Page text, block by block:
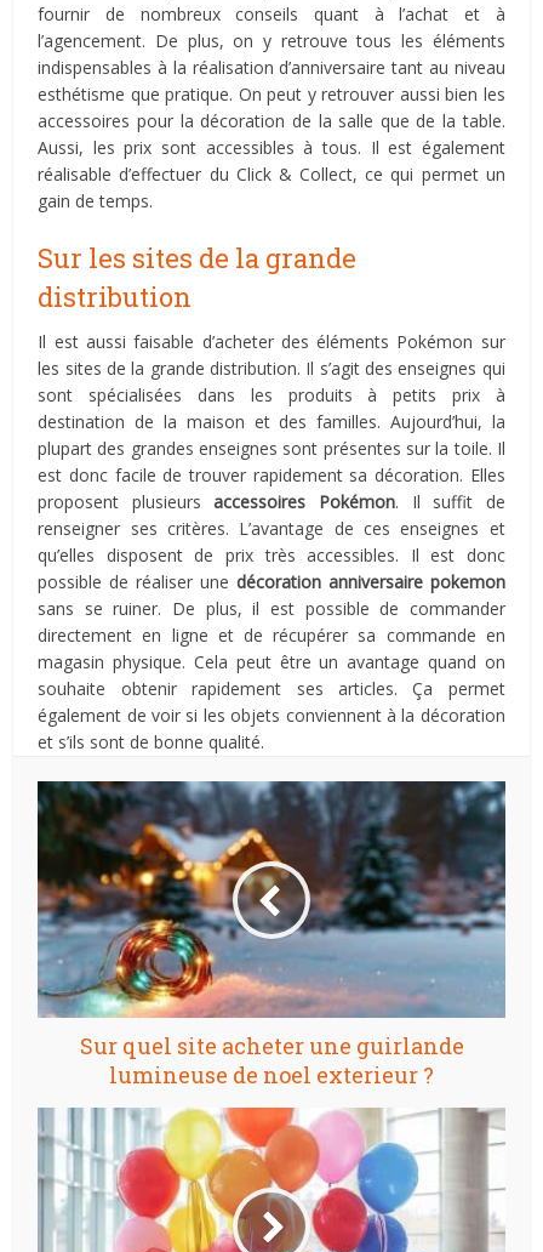
fournir de nombreux conseils quant à l’achat et à
l’agencement. De plus, on y retrouve tous les éléments
indispensables à la réalisation d’anniversaire tant au niveau
esthétisme que pratique. On peut y retrouver aussi bien les
accessoires pour la décoration de la salle que de la table.
Aussi, les prix sont accessibles à tous. Il est également
réalisable d’effectuer du Click & Collect, ce qui permet un
gain de temps.
Sur les sites de la grande
distribution
Il est aussi faisable d’acheter des éléments Pokémon sur
les sites de la grande distribution. Il s’agit des enseignes qui
sont spécialisées dans les produits à petits prix à
destination de la maison et des familles. Aujourd’hui, la
plupart des grandes enseignes sont présentes sur la toile. Il
est donc facile de trouver rapidement sa décoration. Elles
proposent plusieursaccessoires Pokémon. Il suffit de
renseigner ses critères. L’avantage de ces enseignes et
qu’elles disposent de prix très accessibles. Il est donc
possible de réaliser une décoration anniversaire pokemon
sans se ruiner. De plus, il est possible de commander
directement en ligne et de récupérer sa commande en
magasin physique. Cela peut être un avantage quand on
souhaite obtenir rapidement ses articles. Ça permet
également de voir si les objets conviennent à la décoration
et s’ils sont de bonne qualité.
Sur quel site acheter une guirlande
lumineuse de noel exterieur ?